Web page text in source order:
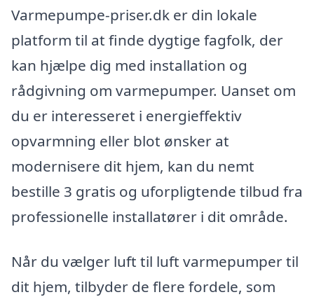
Varmepumpe-priser.dk er din lokale
platform til at finde dygtige fagfolk, der
kan hjælpe dig med installation og
rådgivning om varmepumper. Uanset om
du er interesseret i energieffektiv
opvarmning eller blot ønsker at
modernisere dit hjem, kan du nemt
bestille 3 gratis og uforpligtende tilbud fra
professionelle installatører i dit område.
Når du vælger luft til luft varmepumper til
dit hjem, tilbyder de flere fordele, som